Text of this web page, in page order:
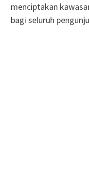
menciptakan
bagi seluruh